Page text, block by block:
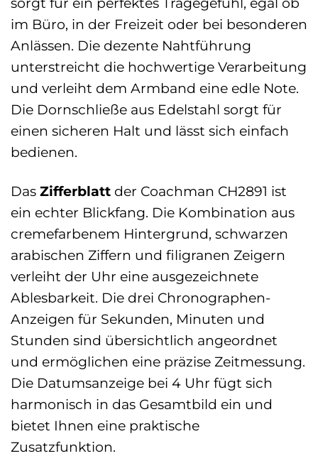
im Büro, in der Freizeit oder bei besonderen
Anlässen. Die dezente Nahtführung
unterstreicht die hochwertige Verarbeitung
und verleiht dem Armband eine edle Note.
Die Dornschließe aus Edelstahl sorgt für
einen sicheren Halt und lässt sich einfach
bedienen.
Das Zifferblatt der Coachman CH2891 ist
ein echter Blickfang. Die Kombination aus
cremefarbenem Hintergrund, schwarzen
arabischen Ziffern und filigranen Zeigern
verleiht der Uhr eine ausgezeichnete
Ablesbarkeit. Die drei Chronographen-
Anzeigen für Sekunden, Minuten und
Stunden sind übersichtlich angeordnet
und ermöglichen eine präzise Zeitmessung.
Die Datumsanzeige bei 4 Uhr fügt sich
harmonisch in das Gesamtbild ein und
bietet Ihnen eine praktische
Zusatzfunktion.